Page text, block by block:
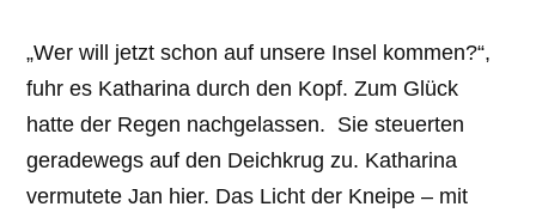
„Wer will jetzt schon auf unsere Insel kommen?“,
fuhr es Katharina durch den Kopf. Zum Glück
hatte der Regen nachgelassen. Sie steuerten
geradewegs auf den Deichkrug zu. Katharina
vermutete Jan hier. Das Licht der Kneipe – mit